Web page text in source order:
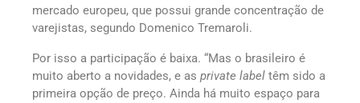
mercado europeu, que possui grande concentração de
varejistas, segundo Domenico Tremaroli.
Por isso a participação é baixa. “Mas o brasileiro é
muito aberto a novidades, e as private label têm sido a
primeira opção de preço. Ainda há muito espaço para